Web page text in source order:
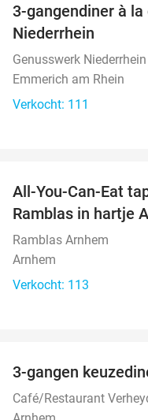
3-gangendiner à
Niederrhein
Genusswerk Niederrhein
Emmerich am Rhein
Verkocht: 111
All-You-Can-Eat
Ramblas in hartje
Ramblas Arnhem
Arnhem
Verkocht: 113
3-gangen
Café/Restaurant